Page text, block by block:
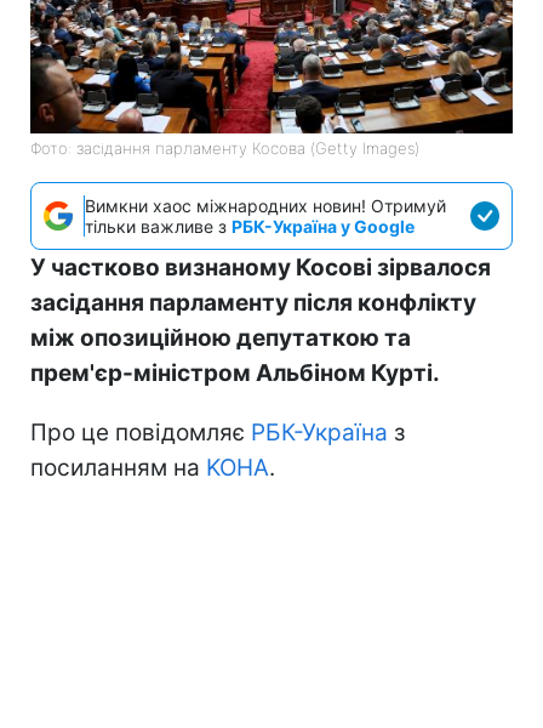
Фото: засідання парламенту Косова (Getty Images)
Вимкни хаос міжнародних новин! Отримуй
тільки важливе з РБК-Україна у Google
У частково визнаному Косові зірвалося
засідання парламенту після конфлікту
між опозиційною депутаткою та
прем'єр-міністром Альбіном Курті.
Про це повідомляє РБК-Україна з
посиланням на KOHA.